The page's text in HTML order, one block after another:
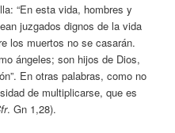
“En esta vida, hombres y
juzgados dignos de la vida
los muertos no se casarán.
ángeles; son hijos de Dios,
En otras palabras, como no
de multiplicarse, que es
. Gn 1,28).